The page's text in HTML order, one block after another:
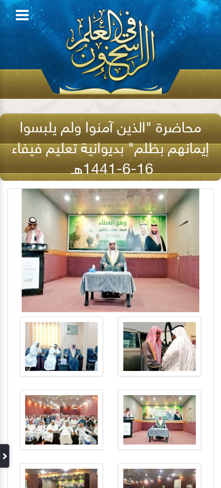
محاضرة "الذين آمنوا ولم يلبسوا
إيمانهم بظلم" بديوانية تعليم فيفاء
16-6-1441هـ